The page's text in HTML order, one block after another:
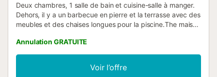
Deux chambres, 1 salle de bain et cuisine-salle à manger.
Dehors, il y a un barbecue en pierre et la terrasse avec des
meubles et des chaises longues pour la piscine.The maison
jour de l'arrivée on la peut réserver pour 15,--€/jour. Les
serviettes de bain et de toilette vous trouverez dans la
maison au prix de 5.--€/personne et sejour. Capacité de
stationnement dans le terrain, entièrement clôturé. Les
Annulation GRATUITE
Voir l’offre